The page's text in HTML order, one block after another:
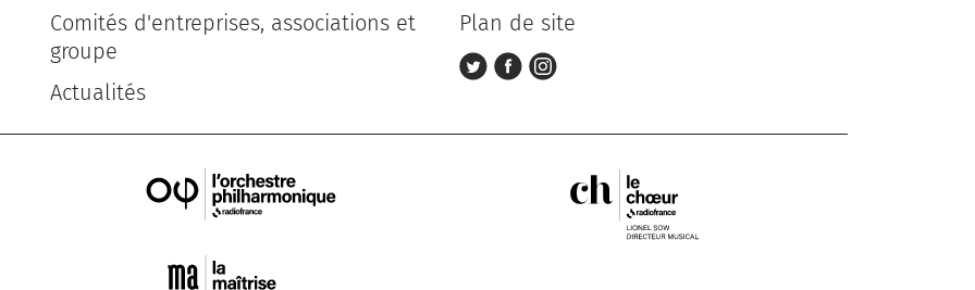
Comités d'entreprises, associations et
groupe
Actualités
Plan de site